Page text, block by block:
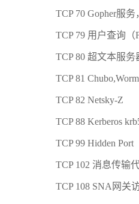
TCP 70 Gopher服
TCP 79 用户查询（
TCP 80 超文本服务
TCP 81
TCP 82 Netsky-Z
TCP 88 Kerberos
TCP 99 Hidden Port
TCP 102 消息传输
TCP 108 SNA网关